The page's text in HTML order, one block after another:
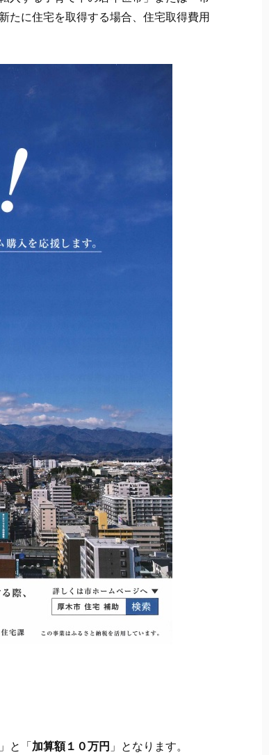
たに住宅を取得する場合、住宅取得費用
」と「加算額１０万円 」となります。